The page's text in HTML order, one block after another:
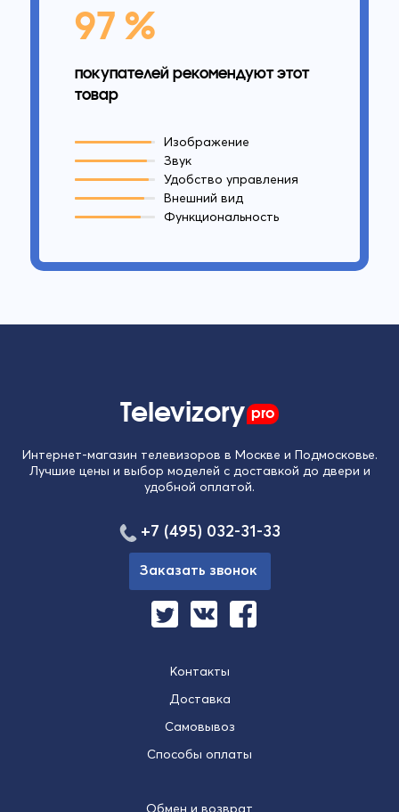
97 %
покупателей рекомендуют этот
товар
Изображение
Звук
Удобство управления
Внешний вид
Функциональность
Televizory pro
Интернет-магазин телевизоров в Москве и Подмосковье.
Лучшие цены и выбор моделей с доставкой до двери и
удобной оплатой.
Контакты
Доставка
Самовывоз
Способы оплаты
Обмен и возврат
+7 (495) 032-31-33
Заказать звонок